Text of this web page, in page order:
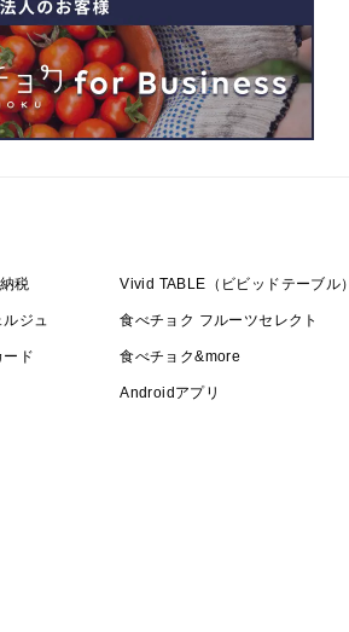
税 Vivid TABLE（ビビッドテーブル）
ジュ 食べチョク フルーツセレクト
ド 食べチョク&more
Androidアプリ